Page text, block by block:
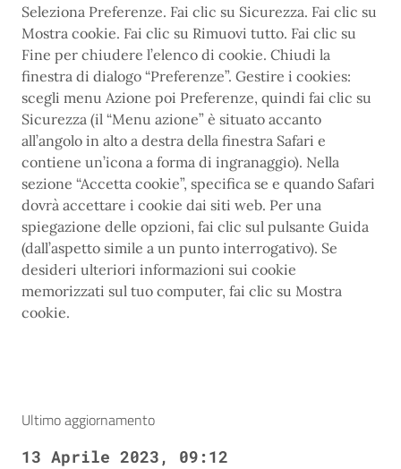
Seleziona Preferenze. Fai clic su Sicurezza. Fai clic su
Mostra cookie. Fai clic su Rimuovi tutto. Fai clic su
Fine per chiudere l’elenco di cookie. Chiudi la
finestra di dialogo “Preferenze”. Gestire i cookies:
scegli menu Azione poi Preferenze, quindi fai clic su
Sicurezza (il “Menu azione” è situato accanto
all’angolo in alto a destra della finestra Safari e
contiene un’icona a forma di ingranaggio). Nella
sezione “Accetta cookie”, specifica se e quando Safari
dovrà accettare i cookie dai siti web. Per una
spiegazione delle opzioni, fai clic sul pulsante Guida
(dall’aspetto simile a un punto interrogativo). Se
desideri ulteriori informazioni sui cookie
memorizzati sul tuo computer, fai clic su Mostra
cookie.
Ultimo aggiornamento
13 Aprile 2023, 09:12